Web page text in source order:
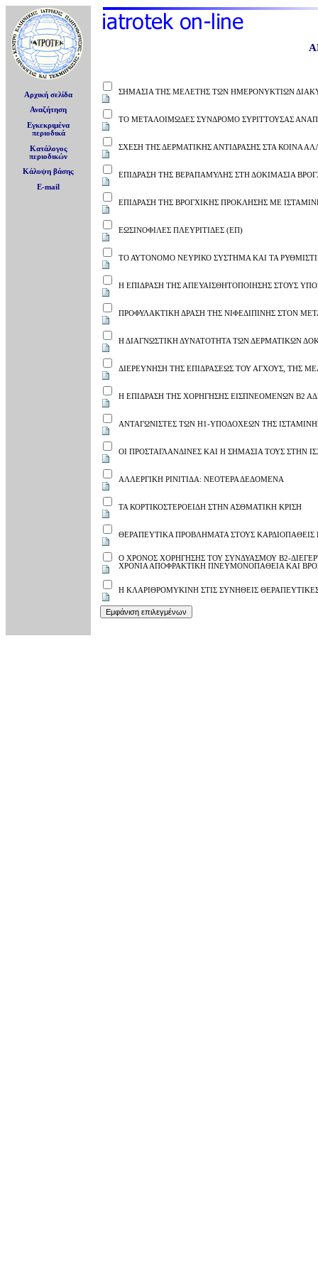
Αρχική σελίδα
Αναζήτηση
Εγκεκριμένα
περιοδικά
Κατάλογος
περιοδικών
Κάλυψη βάσης
E-mail
ΣΗΜΑΣΙΑ ΤΗΣ ΜΕΛΕΤΗΣ ΤΩΝ ΗΜΕΡΟΝΥΚΤΙΩΝ
ΤΟ ΜΕΤΑΛΟΙΜΩΔΕΣ ΣΥΝΔΡΟΜΟ ΣΥΡΙΤΤΟΥΣΑΣ
ΣΧΕΣΗ ΤΗΣ ΔΕΡΜΑΤΙΚΗΣ ΑΝΤΙΔΡΑΣΗΣ ΣΤΑ ΚΟΙΝΑ
ΕΠΙΔΡΑΣΗ ΤΗΣ ΒΕΡΑΠΑΜΥΛΗΣ ΣΤΗ ΔΟΚΙΜΑΣΙΑ
ΕΠΙΔΡΑΣΗ ΤΗΣ ΒΡΟΓΧΙΚΗΣ ΠΡΟΚΛΗΣΗΣ ΜΕ
ΕΩΣΙΝΟΦΙΛΕΣ ΠΛΕΥΡΙΤΙΔΕΣ (ΕΠ)
ΤΟ ΑΥΤΟΝΟΜΟ ΝΕΥΡΙΚΟ ΣΥΣΤΗΜΑ ΚΑΙ ΤΑ
Η ΕΠΙΔΡΑΣΗ ΤΗΣ ΑΠΕΥΑΙΣΘΗΤΟΠΟΙΗΣΗΣ ΣΤΟΥΣ
ΠΡΟΦΥΛΑΚΤΙΚΗ ΔΡΑΣΗ ΤΗΣ ΝΙΦΕΔΙΠΙΝΗΣ ΣΤΟΝ
Η ΔΙΑΓΝΩΣΤΙΚΗ ΔΥΝΑΤΟΤΗΤΑ ΤΩΝ ΔΕΡΜΑΤΙΚΩΝ
ΔΙΕΡΕΥΝΗΣΗ ΤΗΣ ΕΠΙΔΡΑΣΕΩΣ ΤΟΥ ΑΓΧΟΥΣ, ΤΗΣ
Η ΕΠΙΔΡΑΣΗ ΤΗΣ ΧΟΡΗΓΗΣΗΣ ΕΙΣΠΝΕΟΜΕΝΩΝ Β2
ΑΝΤΑΓΩΝΙΣΤΕΣ ΤΩΝ Η1-ΥΠΟΔΟΧΕΩΝ ΤΗΣ
ΟΙ ΠΡΟΣΤΑΓΛΑΝΔΙΝΕΣ ΚΑΙ Η ΣΗΜΑΣΙΑ ΤΟΥΣ ΣΤΗΝ
ΑΛΛΕΡΓΙΚΗ ΡΙΝΙΤΙΔΑ: ΝΕΟΤΕΡΑ ΔΕΔΟΜΕΝΑ
ΤΑ ΚΟΡΤΙΚΟΣΤΕΡΟΕΙΔΗ ΣΤΗΝ ΑΣΘΜΑΤΙΚΗ ΚΡΙΣΗ
ΘΕΡΑΠΕΥΤΙΚΑ ΠΡΟΒΛΗΜΑΤΑ ΣΤΟΥΣ
Ο ΧΡΟΝΟΣ ΧΟΡΗΓΗΣΗΣ ΤΟΥ ΣΥΝΔΥΑΣΜΟΥ Β2-
ΧΡΟΝΙΑ ΑΠΟΦΡΑΚΤΙΚΗ ΠΝΕΥΜΟΝΟΠΑΘΕΙΑ ΚΑΙ
Η ΚΛΑΡΙΘΡΟΜΥΚΙΝΗ ΣΤΙΣ ΣΥΝΗΘΕΙΣ